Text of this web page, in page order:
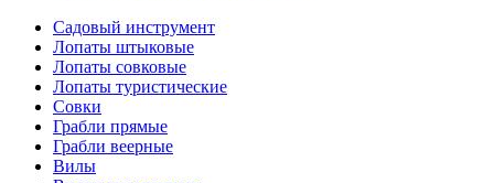
Садовый инструмент
Лопаты штыковые
Лопаты совковые
Лопаты туристические
Совки
Грабли прямые
Грабли веерные
Вилы